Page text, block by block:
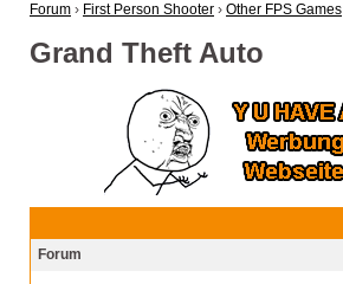
Forum › First Person Shooter › Other FPS Games
Grand Theft Auto
Forum